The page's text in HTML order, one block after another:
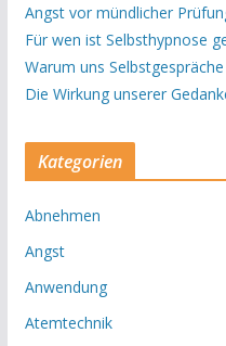
Angst vor mündlicher
Für wen ist Selbsthypnose
Warum uns
Die Wirkung unserer
Kategorien
Abnehmen
Angst
Anwendung
Atemtechnik